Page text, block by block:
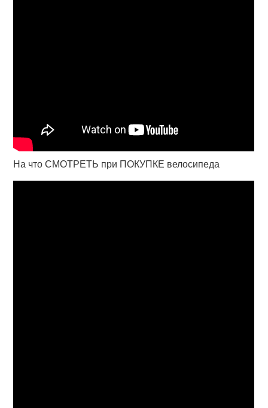
На что СМОТРЕТЬ при ПОКУПКЕ велосипеда